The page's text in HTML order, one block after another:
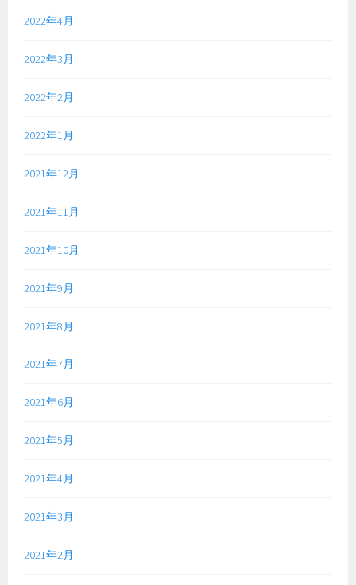
2022年4月
2022年3月
2022年2月
2022年1月
2021年12月
2021年11月
2021年10月
2021年9月
2021年8月
2021年7月
2021年6月
2021年5月
2021年4月
2021年3月
2021年2月